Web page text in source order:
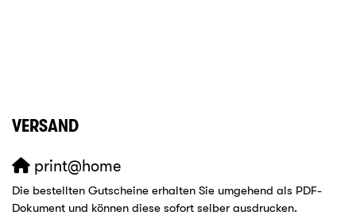
VERSAND
print@home
Die bestellten Gutscheine erhalten Sie umgehend als PDF-
Dokument und können diese sofort selber ausdrucken.